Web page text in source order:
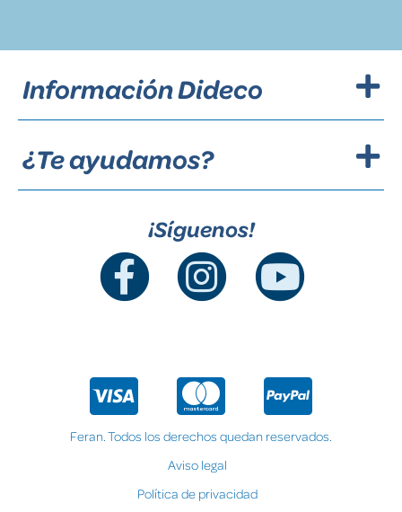
Información Dideco
¿Te ayudamos?
¡Síguenos!
Feran. Todos los derechos quedan reservados.
Aviso legal
Política de privacidad